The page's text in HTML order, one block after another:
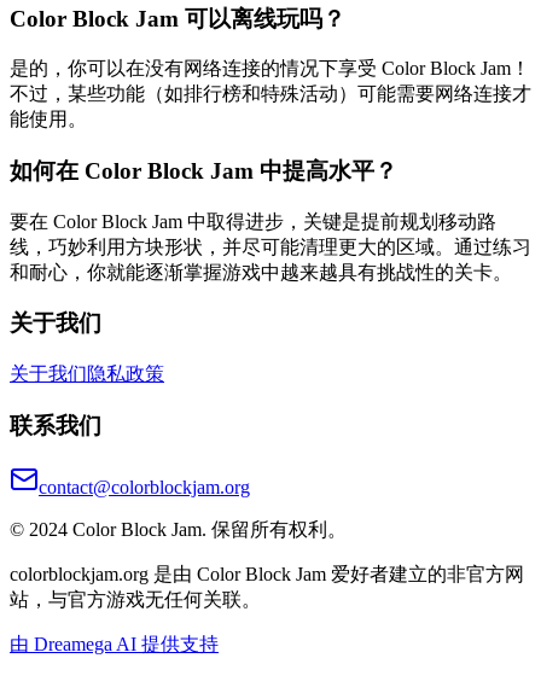
Color Block Jam 可以离线玩吗？
是的，你可以在没有网络连接的情况下享受 Color Block Jam！
不过，某些功能（如排行榜和特殊活动）可能需要网络连接才
能使用。
如何在 Color Block Jam 中提高水平？
要在 Color Block Jam 中取得进步，关键是提前规划移动路
线，巧妙利用方块形状，并尽可能清理更大的区域。通过练习
和耐心，你就能逐渐掌握游戏中越来越具有挑战性的关卡。
关于我们
关于我们隐私政策
联系我们
contact@colorblockjam.org
© 2024 Color Block Jam. 保留所有权利。
colorblockjam.org 是由 Color Block Jam 爱好者建立的非官方网
站，与官方游戏无任何关联。
由 Dreamega AI 提供支持